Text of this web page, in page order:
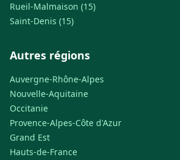
Rueil-Malmaison (15)
Saint-Denis (15)
Autres régions
Auvergne-Rhône-Alpes
Nouvelle-Aquitaine
Occitanie
Provence-Alpes-Côte d'Azur
Grand Est
Hauts-de-France